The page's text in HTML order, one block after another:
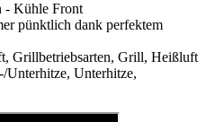
- Kühle Front
pünktlich dank perfektem
Grillbetriebsarten, Grill, Heißluft
Unterhitze, Unterhitze,